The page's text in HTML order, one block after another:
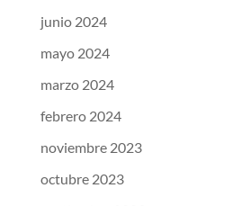
junio 2024
mayo 2024
marzo 2024
febrero 2024
noviembre 2023
octubre 2023